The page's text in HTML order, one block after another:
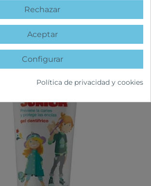
favorite
Rechazar
Aceptar
Configurar
Política de privacidad y cookies